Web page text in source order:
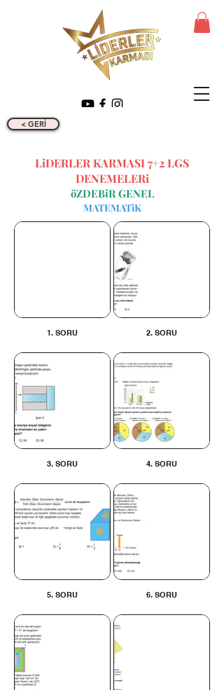
< GERİ
LiDERLER KARMASI 7+2 LGS
DENEMELERi
öZDEBiR GENEL
MATEMATiK
1. SORU 2. SORU
3. SORU 4. SORU
5. SORU 6. SORU